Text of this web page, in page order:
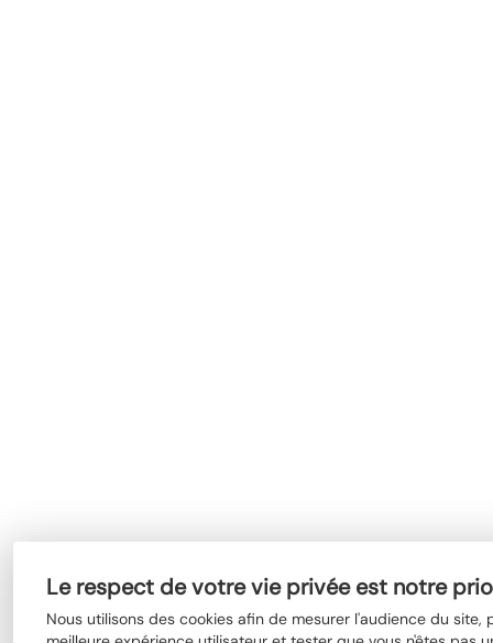
Le respect de votre vie privée est notre
Nous utilisons des cookies afin de mesurer l'audience du site,